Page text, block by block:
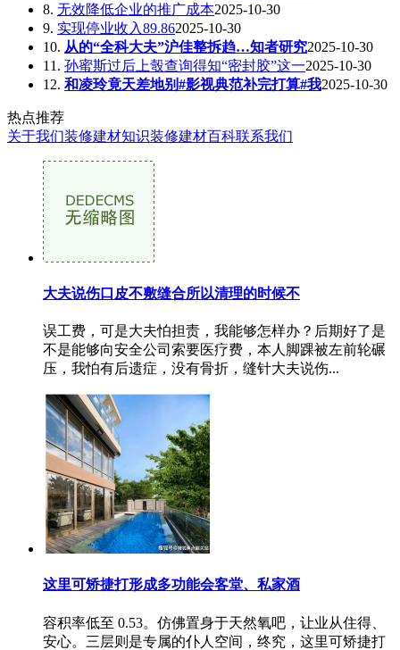
8. 无效降低企业的推广成本2025-10-30
9. 实现停业收入89.862025-10-30
10. 从的“全科大夫”沪佳整拆趋…知者研究2025-10-30
11. 孙蜜斯过后上彀查询得知“密封胶”这一2025-10-30
12. 和凌玲竟天差地别#影视典范补完打算#我2025-10-30
热点推荐
关于我们装修建材知识装修建材百科联系我们
大夫说伤口皮不敷缝合所以清理的时候不
误工费，可是大夫怕担责，我能够怎样办？后期好了是
不是能够向安全公司索要医疗费，本人脚踝被左前轮碾
压，我怕有后遗症，没有骨折，缝针大夫说伤...
这里可矫捷打形成多功能会客堂、私家酒
容积率低至 0.53。仿佛置身于天然氧吧，让业从住得、
安心。三层则是专属的仆人空间，终究，这里可矫捷打